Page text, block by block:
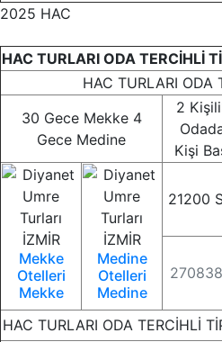
2025 HAC
HAC TURLARI ODA TERCİHLİ
HAC TURLARI ODA
30 Gece Mekke 4
Gece Medine
2
Kişi
Mekke
Otelleri
Mekke
Medine
Otelleri
Medine
21200
HAC TURLARI ODA TERCİHLİ